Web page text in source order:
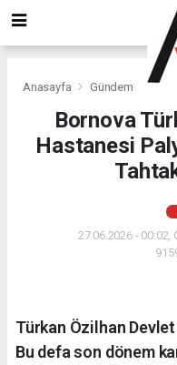
Anasayfa Gündem
Bornova
Hastanesi
27.06.2026 - 00:02,
Türkan Özilhan
Bu defa son dönem